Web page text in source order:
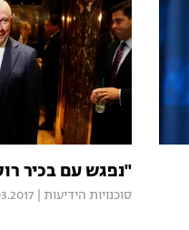
"נפגש עם בכיר
סוכנויות הידיעות